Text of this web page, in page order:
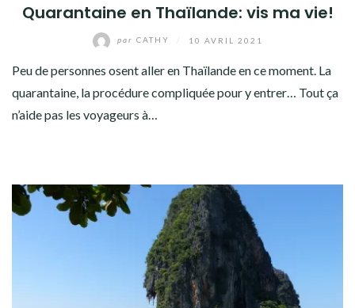
Quarantaine en Thaïlande: vis ma vie!
par CATHY 10 AVRIL 2021
Peu de personnes osent aller en Thaïlande en ce moment. La
quarantaine, la procédure compliquée pour y entrer… Tout ça
n’aide pas les voyageurs à…